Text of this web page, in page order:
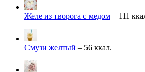
Желе из творога с медом – 111
Смузи желтый – 56 ккал.